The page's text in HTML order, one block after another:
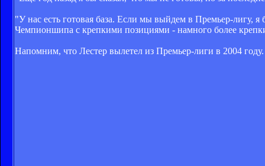
"У нас есть готовая база. Если мы выйдем в Премьер-лигу,
Чемпионшипа с крепкими позициями - намного более
Напомним, что Лестер вылетел из Премьер-лиги в 2004 году.